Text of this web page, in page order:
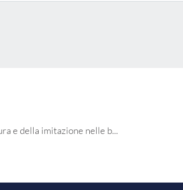
e della imitazione nelle b...